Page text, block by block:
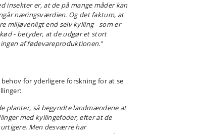
insekter er, at de på mange måder kan
næringsværdien. Og det faktum, at
miljøvenligt end selv kylling - som er
- betyder, at de udgør et stort
af fødevareproduktionen."
for yderligere forskning for at se
planter, så begyndte landmændene at
med kyllingefoder, efter at de
Men desværre har